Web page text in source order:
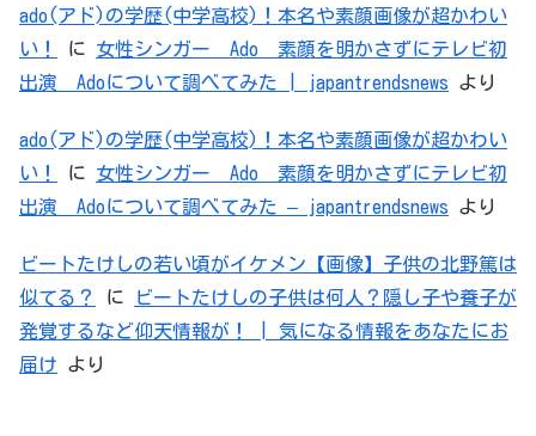
ado(アド)の学歴(中学高校)！本名や素顔画像が超かわい
い！
に 女性シンガー Ado 素顔を明かさずにテレビ初
出演 Adoについて調べてみた | japantrendsnews より
ado(アド)の学歴(中学高校)！本名や素顔画像が超かわい
い！
に 女性シンガー Ado 素顔を明かさずにテレビ初
出演 Adoについて調べてみた – japantrendsnews より
ビートたけしの若い頃がイケメン【画像】子供の北野篤は
似てる？
に
ビートたけしの子供は何人？隠し子や養子が
発覚するなど仰天情報が！ | 気になる情報をあなたにお
届け より